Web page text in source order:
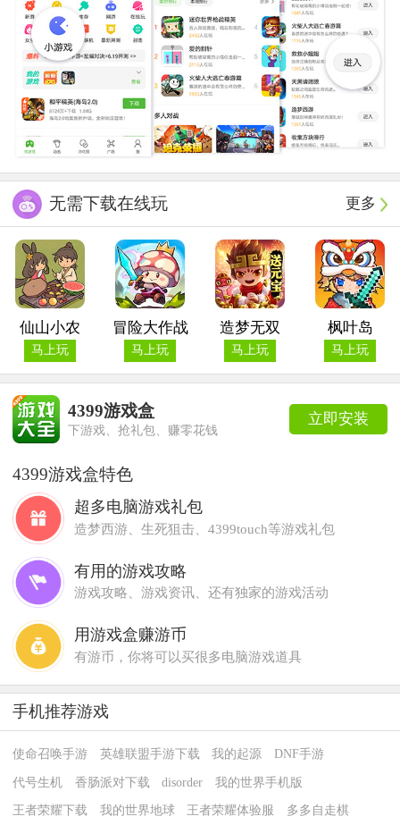
更多
无需下载在线玩
仙山小农
马上玩
冒险大作战
马上玩
造梦无双
马上玩
枫叶岛
马上玩
立即安装
4399游戏盒
下游戏、抢礼包、赚零花钱
4399游戏盒特色
超多电脑游戏礼包
造梦西游、生死狙击、4399touch等游戏礼包
有用的游戏攻略
游戏攻略、游戏资讯、还有独家的游戏活动
用游戏盒赚游币
有游币，你将可以买很多电脑游戏道具
手机推荐游戏
使命召唤手游 英雄联盟手游下载 我的起源 DNF手游
代号生机 香肠派对下载 disorder 我的世界手机版
王者荣耀下载 我的世界地球 王者荣耀体验服 多多自走棋